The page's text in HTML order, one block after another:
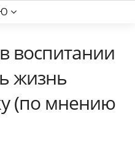
воспитании
жизнь
(по мнению